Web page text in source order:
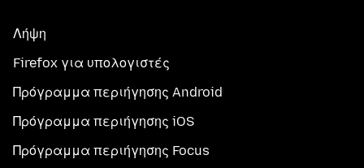
Λήψη
Firefox για υπολογιστές
Πρόγραμμα περιήγησης Android
Πρόγραμμα περιήγησης iOS
Πρόγραμμα περιήγησης Focus